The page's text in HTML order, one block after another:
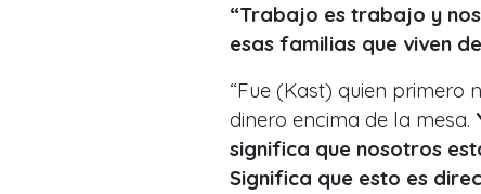
“Trabajo es trabajo y
esas familias que viven
“Fue (Kast) quien primero
dinero encima de la mesa.
significa que nosotros
Significa que esto es